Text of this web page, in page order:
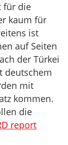
für die
kaum für
ist
auf Seiten
der Türkei
deutschem
mit
kommen.
die
report